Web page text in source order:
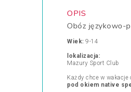
OPIS
Obóz językowo-
Wiek: 9-14
lokalizacja:
Mazury Sport Club
Każdy chce w
pod okiem native